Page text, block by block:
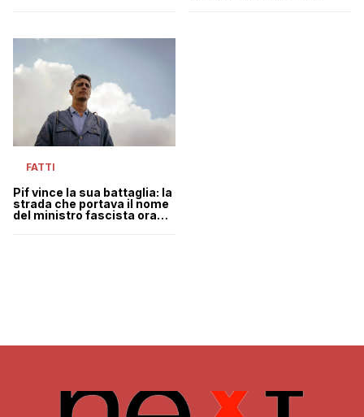
FATTI
Pif vince la sua battaglia: la
strada che portava il nome
del ministro fascista ora